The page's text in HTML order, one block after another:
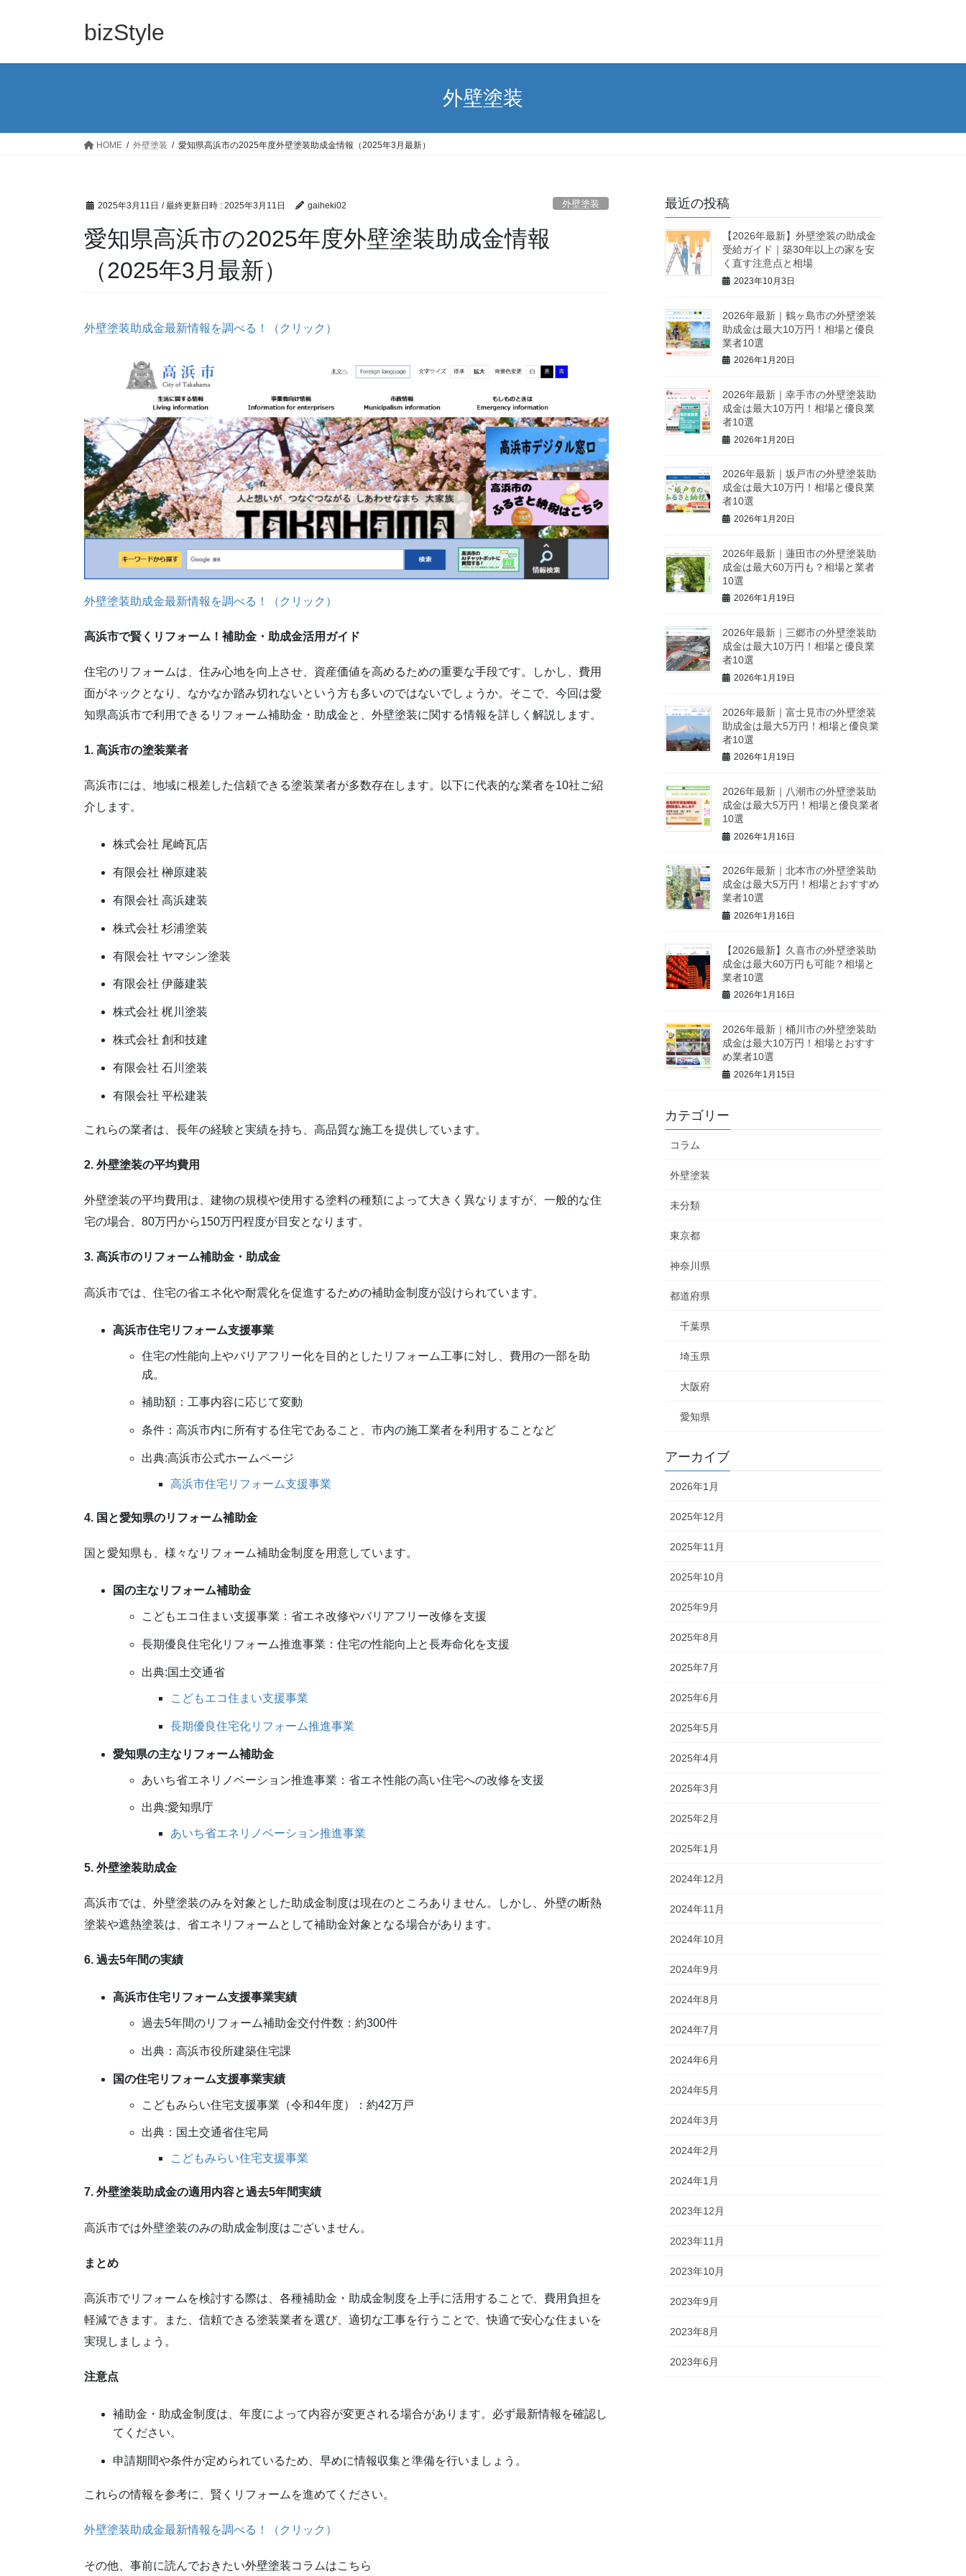
bizStyle
外壁塗装
HOME 外壁塗装 愛知県高浜市の2025年度外壁塗装助成金情報（2025年3月最新）
2025年3月11日 / 最終更新日時 : 2025年3月11日 gaiheki02 外壁塗装
愛知県高浜市の2025年度外壁塗装助成金情報
（2025年3月最新）
外壁塗装助成金最新情報を調べる！（クリック）
外壁塗装助成金最新情報を調べる！（クリック）
高浜市で賢くリフォーム！補助金・助成金活用ガイド
住宅のリフォームは、住み心地を向上させ、資産価値を高めるための重要な手段です。しかし、費用
面がネックとなり、なかなか踏み切れないという方も多いのではないでしょうか。そこで、今回は愛
知県高浜市で利用できるリフォーム補助金・助成金と、外壁塗装に関する情報を詳しく解説します。
1. 高浜市の塗装業者
高浜市には、地域に根差した信頼できる塗装業者が多数存在します。以下に代表的な業者を10社ご紹
介します。
株式会社 尾崎瓦店
有限会社 榊原建装
有限会社 高浜建装
株式会社 杉浦塗装
有限会社 ヤマシン塗装
有限会社 伊藤建装
株式会社 梶川塗装
株式会社 創和技建
有限会社 石川塗装
有限会社 平松建装
これらの業者は、長年の経験と実績を持ち、高品質な施工を提供しています。
2. 外壁塗装の平均費用
外壁塗装の平均費用は、建物の規模や使用する塗料の種類によって大きく異なりますが、一般的な住
宅の場合、80万円から150万円程度が目安となります。
3. 高浜市のリフォーム補助金・助成金
高浜市では、住宅の省エネ化や耐震化を促進するための補助金制度が設けられています。
高浜市住宅リフォーム支援事業
住宅の性能向上やバリアフリー化を目的としたリフォーム工事に対し、費用の一部を助
成。
補助額：工事内容に応じて変動
条件：高浜市内に所有する住宅であること、市内の施工業者を利用することなど
出典:高浜市公式ホームページ
高浜市住宅リフォーム支援事業
4. 国と愛知県のリフォーム補助金
国と愛知県も、様々なリフォーム補助金制度を用意しています。
国の主なリフォーム補助金
こどもエコ住まい支援事業：省エネ改修やバリアフリー改修を支援
長期優良住宅化リフォーム推進事業：住宅の性能向上と長寿命化を支援
出典:国土交通省
こどもエコ住まい支援事業
長期優良住宅化リフォーム推進事業
愛知県の主なリフォーム補助金
あいち省エネリノベーション推進事業：省エネ性能の高い住宅への改修を支援
出典:愛知県庁
あいち省エネリノベーション推進事業
5. 外壁塗装助成金
高浜市では、外壁塗装のみを対象とした助成金制度は現在のところありません。しかし、外壁の断熱
塗装や遮熱塗装は、省エネリフォームとして補助金対象となる場合があります。
6. 過去5年間の実績
高浜市住宅リフォーム支援事業実績
過去5年間のリフォーム補助金交付件数：約300件
出典：高浜市役所建築住宅課
国の住宅リフォーム支援事業実績
こどもみらい住宅支援事業（令和4年度）：約42万戸
出典：国土交通省住宅局
こどもみらい住宅支援事業
7. 外壁塗装助成金の適用内容と過去5年間実績
高浜市では外壁塗装のみの助成金制度はございません。
まとめ
高浜市でリフォームを検討する際は、各種補助金・助成金制度を上手に活用することで、費用負担を
軽減できます。また、信頼できる塗装業者を選び、適切な工事を行うことで、快適で安心な住まいを
実現しましょう。
注意点
補助金・助成金制度は、年度によって内容が変更される場合があります。必ず最新情報を確認し
てください。
申請期間や条件が定められているため、早めに情報収集と準備を行いましょう。
これらの情報を参考に、賢くリフォームを進めてください。
外壁塗装助成金最新情報を調べる！（クリック）
その他、事前に読んでおきたい外壁塗装コラムはこちら
最近の投稿
【2026年最新】外壁塗装の助成金
受給ガイド｜築30年以上の家を安
く直す注意点と相場
2023年10月3日
2026年最新｜鶴ヶ島市の外壁塗装
助成金は最大10万円！相場と優良
業者10選
2026年1月20日
2026年最新｜幸手市の外壁塗装助
成金は最大10万円！相場と優良業
者10選
2026年1月20日
2026年最新｜坂戸市の外壁塗装助
成金は最大10万円！相場と優良業
者10選
2026年1月20日
2026年最新｜蓮田市の外壁塗装助
成金は最大60万円も？相場と業者
10選
2026年1月19日
2026年最新｜三郷市の外壁塗装助
成金は最大10万円！相場と優良業
者10選
2026年1月19日
2026年最新｜富士見市の外壁塗装
助成金は最大5万円！相場と優良業
者10選
2026年1月19日
2026年最新｜八潮市の外壁塗装助
成金は最大5万円！相場と優良業者
10選
2026年1月16日
2026年最新｜北本市の外壁塗装助
成金は最大5万円！相場とおすすめ
業者10選
2026年1月16日
【2026最新】久喜市の外壁塗装助
成金は最大60万円も可能？相場と
業者10選
2026年1月16日
2026年最新｜桶川市の外壁塗装助
成金は最大10万円！相場とおすす
め業者10選
2026年1月15日
カテゴリー
コラム
外壁塗装
未分類
東京都
神奈川県
都道府県
千葉県
埼玉県
大阪府
愛知県
アーカイブ
2026年1月
2025年12月
2025年11月
2025年10月
2025年9月
2025年8月
2025年7月
2025年6月
2025年5月
2025年4月
2025年3月
2025年2月
2025年1月
2024年12月
2024年11月
2024年10月
2024年9月
2024年8月
2024年7月
2024年6月
2024年5月
2024年3月
2024年2月
2024年1月
2023年12月
2023年11月
2023年10月
2023年9月
2023年8月
2023年6月